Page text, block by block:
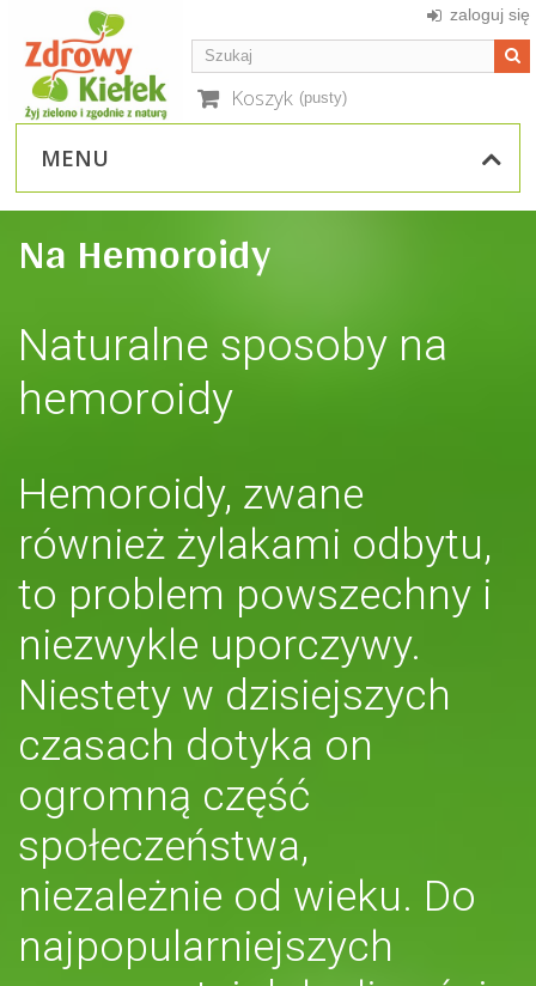
zaloguj się
Koszyk (pusty)
MENU
Na Hemoroidy
Naturalne sposoby na
hemoroidy
Hemoroidy, zwane
również żylakami odbytu,
to problem powszechny i
niezwykle uporczywy.
Niestety w dzisiejszych
czasach dotyka on
ogromną część
społeczeństwa,
niezależnie od wieku. Do
najpopularniejszych